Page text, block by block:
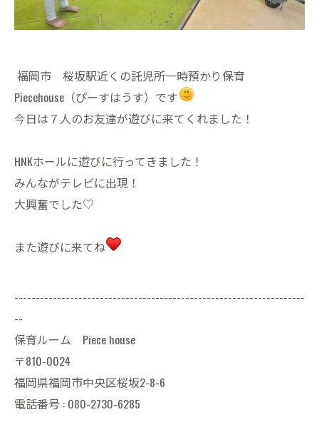
福岡市 桜坂駅近くの託児所一時預かり保育
Piecehouse（ぴーすはうす）です
今日は７人のお友達が遊びに来てくれました！
HNKホールに遊びに行ってきました！
みんながテレビに出現！
大興奮でした♡
また遊びに来てね
--------------------------------------------------------------------
--
保育ルーム Piece house
〒810-0024
福岡県福岡市中央区桜坂2-8-6
電話番号 : 080-2730-6285